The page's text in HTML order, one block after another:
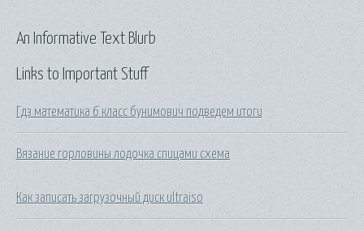
Links to Important Stuff
Гдз математика 6 класс бунимович подведем итоги
Вязание горловины лодочка спицами схема
Как записать загрузочный диск ultraiso
An Informative Text Blurb